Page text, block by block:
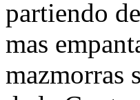
partiendo
mas
mazmorras